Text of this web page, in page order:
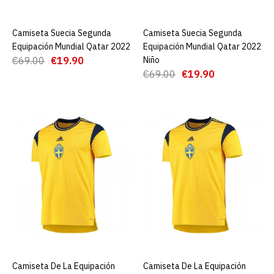
Camiseta Suecia Primera
Equipación Mundial Qatar
2022
€19.90
AGREGAR AL CARRO
ADD TO COMPARE
Camiseta Suecia Segunda
AGREGAR AL CARRO
Camiseta Suecia Segunda
Equipación Mundial Qatar 2022
€69.00 €19.90
AGREGAR AL CARRO
Camiseta Suecia Segunda
Equipación Mundial Qatar 2022
Niño
€69.00 €19.90
AGREGAR AL CARRO
Camiseta De La Equipación AGREGAR AL CARRO
Camiseta De La Equipación